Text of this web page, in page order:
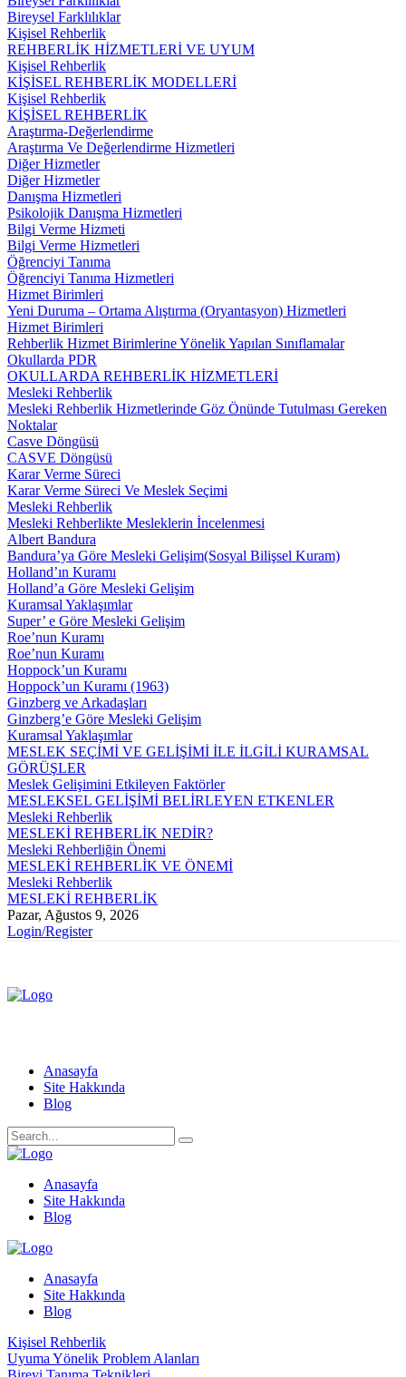
Bireysel Farklılıklar
Kişisel Rehberlik
REHBERLİK HİZMETLERİ VE UYUM
Kişisel Rehberlik
KİŞİSEL REHBERLİK MODELLERİ
Kişisel Rehberlik
KİŞİSEL REHBERLİK
Araştırma-Değerlendirme
Araştırma Ve Değerlendirme Hizmetleri
Diğer Hizmetler
Diğer Hizmetler
Danışma Hizmetleri
Psikolojik Danışma Hizmetleri
Bilgi Verme Hizmeti
Bilgi Verme Hizmetleri
Öğrenciyi Tanıma
Öğrenciyi Tanıma Hizmetleri
Hizmet Birimleri
Yeni Duruma – Ortama Alıştırma (Oryantasyon) Hizmetleri
Hizmet Birimleri
Rehberlik Hizmet Birimlerine Yönelik Yapılan Sınıflamalar
Okullarda PDR
OKULLARDA REHBERLİK HİZMETLERİ
Mesleki Rehberlik
Mesleki Rehberlik Hizmetlerinde Göz Önünde Tutulması Gereken
Noktalar
Casve Döngüsü
CASVE Döngüsü
Karar Verme Süreci
Karar Verme Süreci Ve Meslek Seçimi
Mesleki Rehberlik
Mesleki Rehberlikte Mesleklerin İncelenmesi
Albert Bandura
Bandura’ya Göre Mesleki Gelişim(Sosyal Bilişsel Kuram)
Holland’ın Kuramı
Holland’a Göre Mesleki Gelişim
Kuramsal Yaklaşımlar
Super’ e Göre Mesleki Gelişim
Roe’nun Kuramı
Roe’nun Kuramı
Hoppock’un Kuramı
Hoppock’un Kuramı (1963)
Ginzberg ve Arkadaşları
Ginzberg’e Göre Mesleki Gelişim
Kuramsal Yaklaşımlar
MESLEK SEÇİMİ VE GELİŞİMİ İLE İLGİLİ KURAMSAL
GÖRÜŞLER
Meslek Gelişimini Etkileyen Faktörler
MESLEKSEL GELİŞİMİ BELİRLEYEN ETKENLER
Mesleki Rehberlik
MESLEKİ REHBERLİK NEDİR?
Mesleki Rehberliğin Önemi
MESLEKİ REHBERLİK VE ÖNEMİ
Mesleki Rehberlik
MESLEKİ REHBERLİK
Pazar, Ağustos 9, 2026
Login/Register
Anasayfa
Site Hakkında
Blog
Anasayfa
Site Hakkında
Blog
Anasayfa
Site Hakkında
Blog
Kişisel Rehberlik
Uyuma Yönelik Problem Alanları